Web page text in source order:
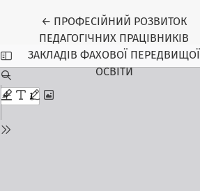
← Return to Article Details
ПРОФЕСІЙНИЙ РОЗВИТОК
ПЕДАГОГІЧНИХ ПРАЦІВНИКІВ
ЗАКЛАДІВ ФАХОВОЇ ПЕРЕДВИЩОЇ
ОСВІТИ